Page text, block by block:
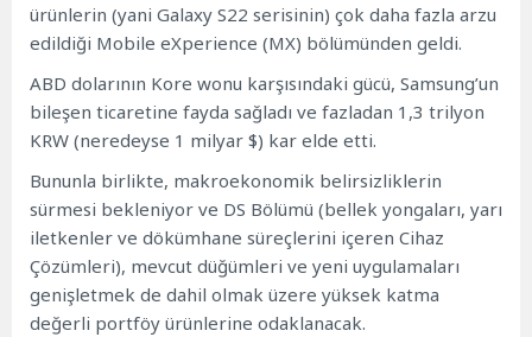
ürünlerin (yani Galaxy S22 serisinin) çok daha fazla arzu
edildiği Mobile eXperience (MX) bölümünden geldi.
ABD dolarının Kore wonu karşısındaki gücü, Samsung’un
bileşen ticaretine fayda sağladı ve fazladan 1,3 trilyon
KRW (neredeyse 1 milyar $) kar elde etti.
Bununla birlikte, makroekonomik belirsizliklerin
sürmesi bekleniyor ve DS Bölümü (bellek yongaları, yarı
iletkenler ve dökümhane süreçlerini içeren Cihaz
Çözümleri), mevcut düğümleri ve yeni uygulamaları
genişletmek de dahil olmak üzere yüksek katma
değerli portföy ürünlerine odaklanacak.